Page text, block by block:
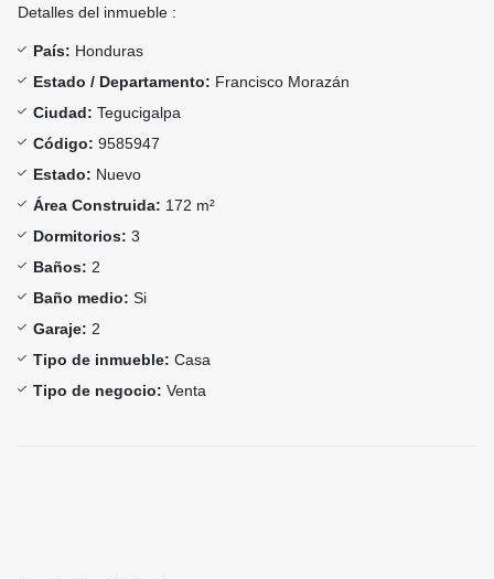
Detalles del inmueble :
País: Honduras
Estado / Departamento: Francisco Morazán
Ciudad: Tegucigalpa
Código: 9585947
Estado: Nuevo
Área Construida: 172 m²
Dormitorios: 3
Baños: 2
Baño medio: Si
Garaje: 2
Tipo de inmueble: Casa
Tipo de negocio: Venta